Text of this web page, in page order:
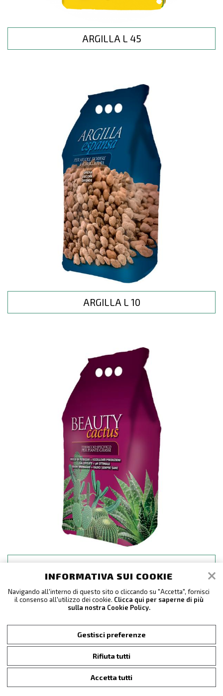
ARGILLA L 45
ARGILLA L 10
BEAUTYCACTUS - PIANTE GRASSE
INFORMATIVA SUI COOKIE
Navigando all'interno di questo sito o cliccando su "Accetta", fornisci
il consenso all'utilizzo dei cookie. Clicca qui per saperne di più
sulla nostra Cookie Policy.
Gestisci preferenze
Rifiuta tutti
Accetta tutti